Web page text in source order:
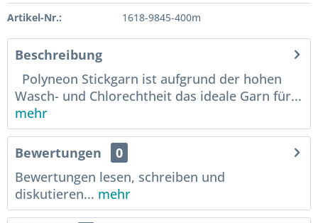
Artikel-Nr.: 1618-9845-400m
Beschreibung
Polyneon Stickgarn ist aufgrund der hohen
Wasch- und Chlorechtheit das ideale Garn für...
mehr
Bewertungen
0
Bewertungen lesen, schreiben und
diskutieren... mehr